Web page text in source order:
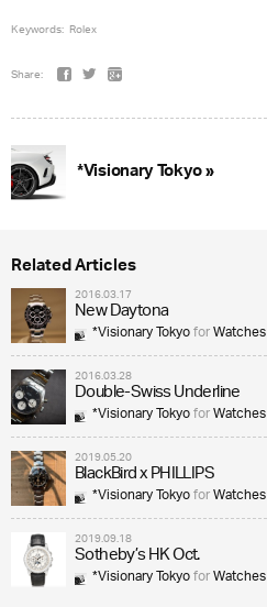
Keywords: Rolex
Share:
*Visionary Tokyo »
Related Articles
2016.03.17
New Daytona
*Visionary TokyoforWatches
2016.03.28
Double-Swiss Underline
*Visionary TokyoforWatches
2019.05.20
BlackBird x PHILLIPS
*Visionary TokyoforWatches
2019.09.18
Sotheby’s HK Oct.
*Visionary TokyoforWatches